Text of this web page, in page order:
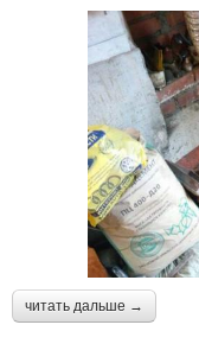
читать дальше →